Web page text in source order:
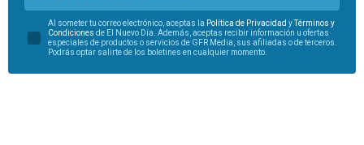
Al someter tu correo electrónico, aceptas la Política de Privacidad yTérminos y
Condiciones de El Nuevo Día. Además, aceptas recibir información u ofertas
especiales de productos o servicios de GFR Media, sus afiliadas o de terceros.
Podrás optar salirte de los boletines en cualquier momento.